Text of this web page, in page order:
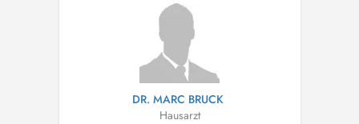
DR. MARC BRUCK
Hausarzt